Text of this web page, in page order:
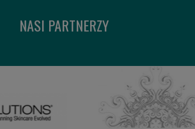
NASI PARTNERZY